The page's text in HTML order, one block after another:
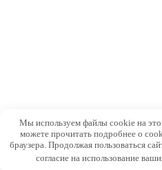
Мы используем файлы cookie на
можете прочитать подробнее о
браузера. Продолжая пользоваться
согласие на использование